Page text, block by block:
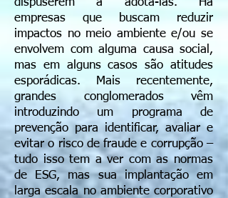
dispuserem a adotá-las. Há
empresas que buscam reduzir
impactos no meio ambiente e/ou se
envolvem com alguma causa social,
mas em alguns casos são atitudes
esporádicas. Mais recentemente,
grandes conglomerados vêm
introduzindo um programa de
prevenção para identificar, avaliar e
evitar o risco de fraude e corrupção –
tudo isso tem a ver com as normas
de ESG, mas sua implantação em
larga escala no ambiente corporativo